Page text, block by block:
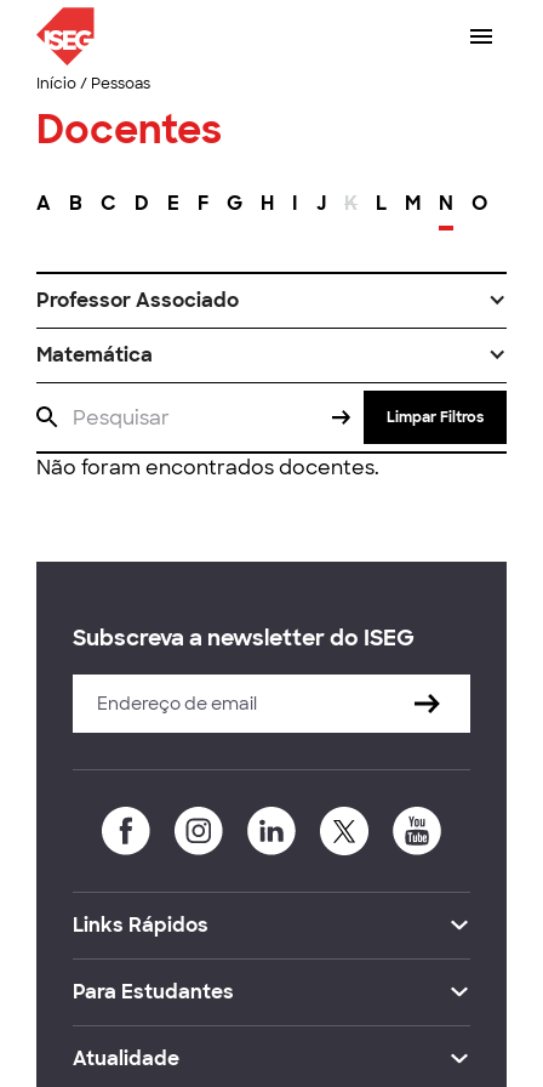
Início/ Pessoas
Docentes
A B C D E F G H I J K L M N O
Professor Associado
Matemática
Limpar Filtros
Não foram encontrados docentes.
Subscreva a newsletter do ISEG
Links Rápidos
Para Estudantes
Atualidade